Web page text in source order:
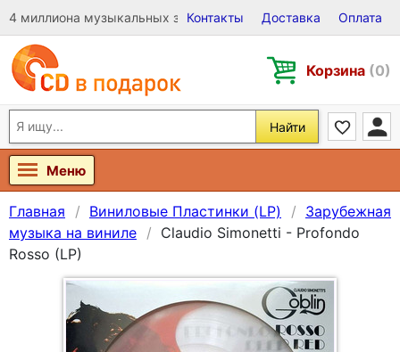
4 миллиона музыкальных записей на Виниле, CD и DVD
Контакты Доставка Оплата
Корзина (0)
Найти
Меню
Главная Виниловые Пластинки (LP)
Зарубежная
музыка на виниле
Claudio Simonetti - Profondo
Rosso (LP)